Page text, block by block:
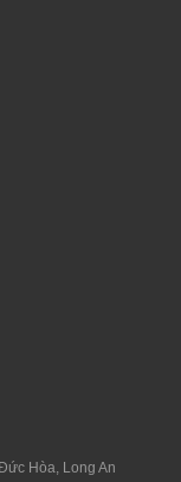
Hòa, Long An